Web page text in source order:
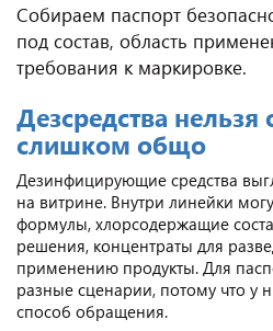
Собираем паспорт
под состав, область
требования к маркировке.
Дезсредства нельзя
слишком общо
Дезинфицирующие средства
на витрине. Внутри линейки
формулы, хлорсодержащие
решения, концентраты для
применению продукты. Для
разные сценарии, потому что у
способ обращения.